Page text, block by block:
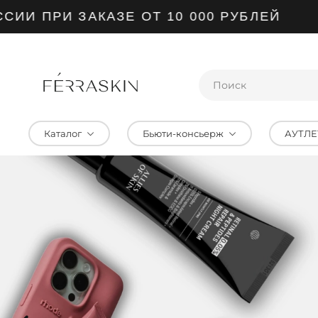
ЗАКАЗЕ ОТ 10 000 РУБЛЕЙ
Каталог Бьюти-консьерж